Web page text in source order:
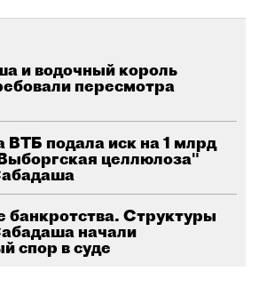
и водочный король
пересмотра
подала иск на 1 млрд
целлюлоза"
банкротства. Структуры
начали
спор в суде